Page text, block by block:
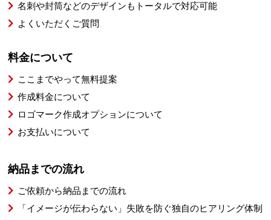
名刺や封筒などのデザインもトータルで対応可能
よくいただくご質問
料金について
ここまでやって無料提案
作成料金について
ロゴマーク作成オプションについて
お支払いについて
納品までの流れ
ご依頼から納品までの流れ
「イメージが伝わらない」失敗を防ぐ独自のヒアリング体制